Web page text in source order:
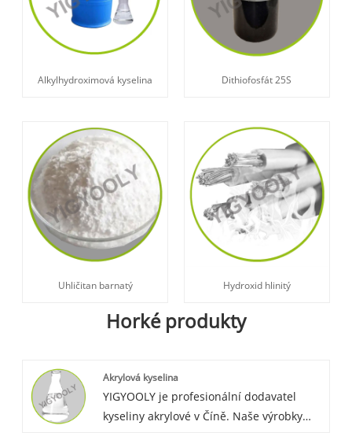
Alkylhydroximová kyselina Dithiofosfát 25S
Uhličitan barnatý Hydroxid hlinitý
Horké produkty
Akrylová kyselina
YIGYOOLY je profesionální dodavatel
kyseliny akrylové v Číně. Naše výrobky